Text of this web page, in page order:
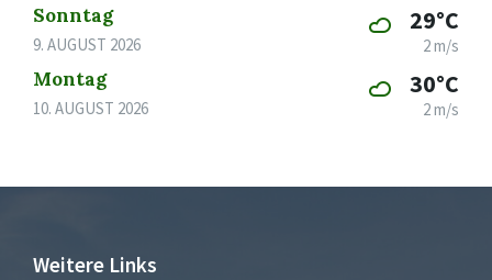
Sonntag
9. AUGUST 2026
29°C
2 m/s
Montag
10. AUGUST 2026
30°C
2 m/s
Weitere Links